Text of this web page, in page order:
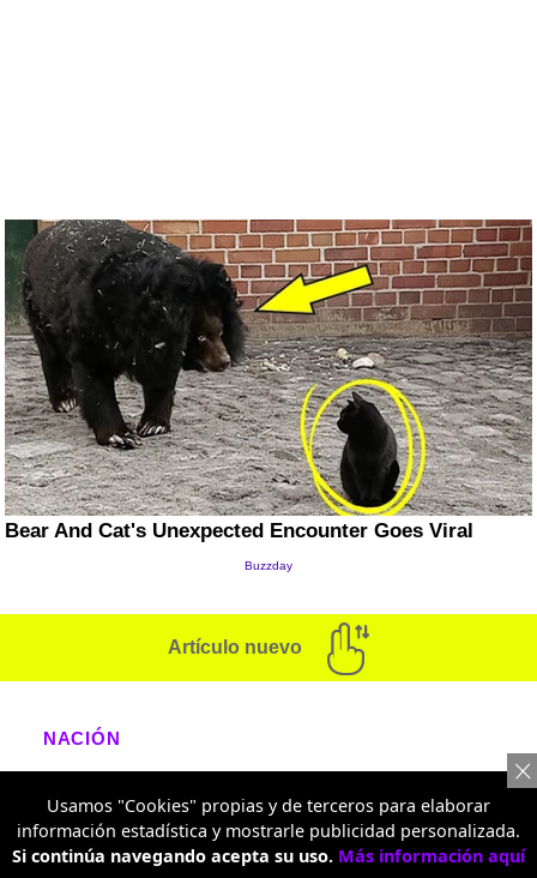
Artículo nuevo
NACIÓN
"No me está escuchando":
agarrón en Blu Radio con
Corcho por protesta en Bogotá
Usamos "Cookies" propias y de terceros para elaborar
información estadística y mostrarle publicidad personalizada.
Si continúa navegando acepta su uso. Más información aquí